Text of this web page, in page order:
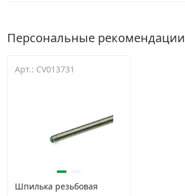
Персональные рекомендации
Арт.: CV013731
Шпилька резьбовая